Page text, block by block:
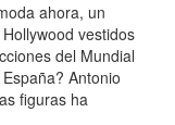
ahora, un
vestidos
del Mundial
Antonio
figuras ha